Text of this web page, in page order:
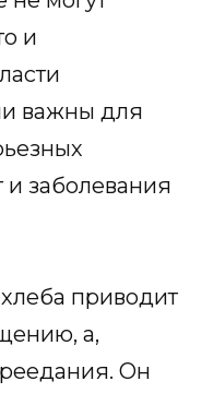
и
важны для
и заболевания
приводит
а,
Он